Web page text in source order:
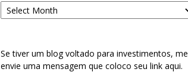
Se tiver um blog voltado para investimentos, me
envie uma mensagem que coloco seu link aqui.